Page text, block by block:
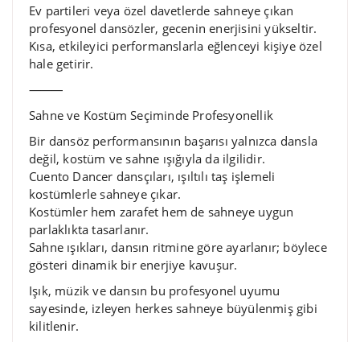
Ev partileri veya özel davetlerde sahneye çıkan
profesyonel dansözler, gecenin enerjisini yükseltir.
Kısa, etkileyici performanslarla eğlenceyi kişiye özel
hale getirir.
⸻
Sahne ve Kostüm Seçiminde Profesyonellik
Bir dansöz performansının başarısı yalnızca dansla
değil, kostüm ve sahne ışığıyla da ilgilidir.
Cuento Dancer dansçıları, ışıltılı taş işlemeli
kostümlerle sahneye çıkar.
Kostümler hem zarafet hem de sahneye uygun
parlaklıkta tasarlanır.
Sahne ışıkları, dansın ritmine göre ayarlanır; böylece
gösteri dinamik bir enerjiye kavuşur.
Işık, müzik ve dansın bu profesyonel uyumu
sayesinde, izleyen herkes sahneye büyülenmiş gibi
kilitlenir.